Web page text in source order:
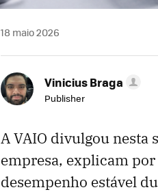
18 maio 2026
Vinicius Braga
Publisher
A VAIO divulgou nesta
empresa, explicam
desempenho estável